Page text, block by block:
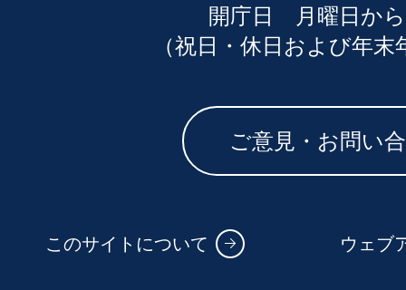
開庁日 月曜日か
（祝日・休日および年
ご意見・お問い
このサイトについて ウェブ